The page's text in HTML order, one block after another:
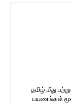
தமிழ் மீது
பயணங்கள்